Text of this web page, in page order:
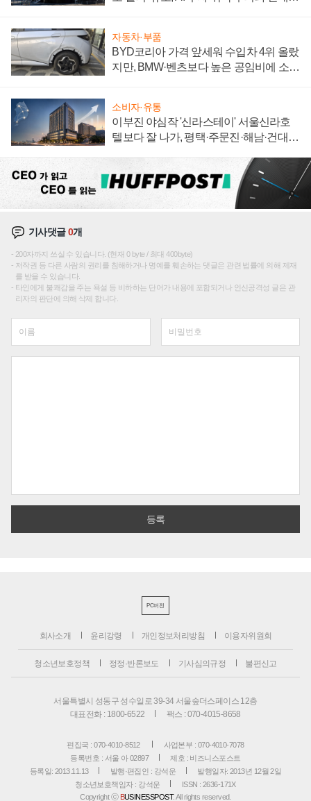
자동차·부품
BYD코리아 가격 앞세워 수입차 4위 올랐
지만, BMW·벤츠보다 높은 공임비에 소비
소비자·유통
이부진 야심작 '신라스테이' 서울신라호
텔보다 잘 나가, 평택·주문진·해남·건대로
기사댓글0개
200자까지 쓰실 수 있습니다. (현재 0 byte / 최대 400byte)
저작권 등 다른 사람의 권리를 침해하거나 명예를 훼손하는 댓글은 관련 법률에 의해 제재
를 받을 수 있습니다.
타인에게 불쾌감을 주는 욕설 등 비하하는 단어가 내용에 포함되거나 인신공격성 글은 관
리자의 판단에 의해 삭제 합니다.
PC버전
회사소개 윤리강령 개인정보처리방침 이용자위원회
청소년보호정책 정정·반론보도 기사심의규정 불편신고
서울특별시 성동구 성수일로 39-34 서울숲더스페이스 12층
대표전화 : 1800-6522
팩스 : 070-4015-8658
편집국 : 070-4010-8512
사업본부 : 070-4010-7078
등록번호 : 서울 아 02897
제호 : 비즈니스포스트
등록일: 2013.11.13
발행·편집인 : 강석운
발행일자: 2013년 12월 2일
청소년보호책임자 : 강석운
ISSN : 2636-171X
Copyright ⓒ BUSINESSPOST. All rights reserved.